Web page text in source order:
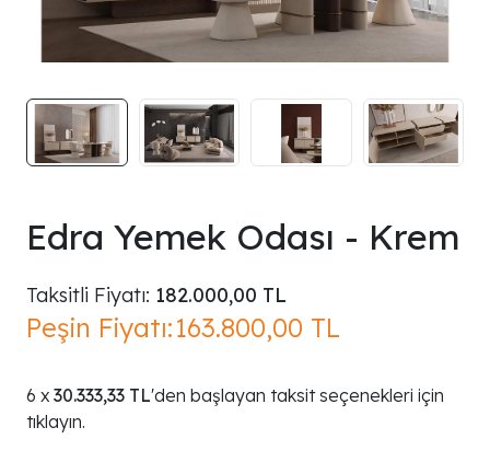
Edra Yemek Odası - Krem
Taksitli Fiyatı: 182.000,00 TL
Peşin Fiyatı:163.800,00 TL
30.333,33 TL'den başlayan taksit seçenekleri için
tıklayın.